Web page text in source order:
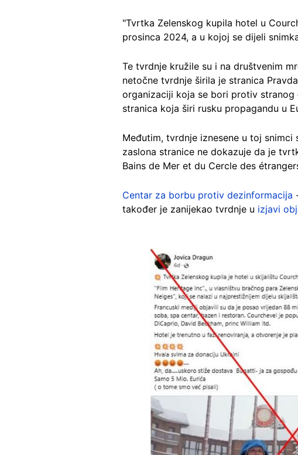
"Tvrtka Zelenskog kupila hotel u
prosinca 2024, a u kojoj se dijeli
Te tvrdnje kružile su i na društvenim
netočne tvrdnje širila je stranica
organizaciji koja se bori protiv
stranica koja širi rusku propagandu u
Međutim, tvrdnje iznesene u toj snimci
zaslona stranice ne dokazuje da je
Bains de Mer et du Cercle des
Centar za borbu protiv dezinformacija
također je zanijekao tvrdnje u izjavi